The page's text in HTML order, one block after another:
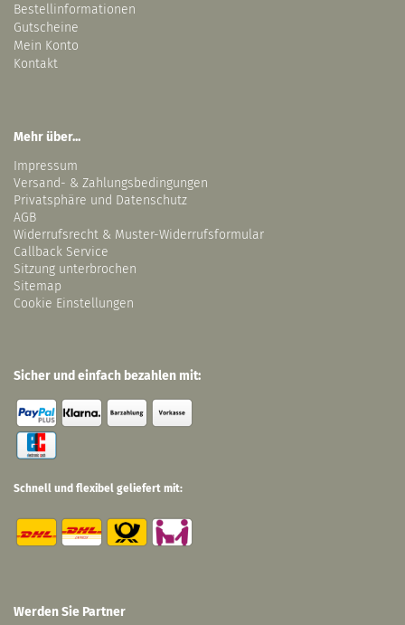
Bestellinformationen
Gutscheine
Mein Konto
Kontakt
Mehr über...
Impressum
Versand- & Zahlungsbedingungen
Privatsphäre und Datenschutz
AGB
Widerrufsrecht & Muster-Widerrufsformular
Callback Service
Sitzung unterbrochen
Sitemap
Cookie Einstellungen
Sicher und einfach bezahlen mit:
Schnell und flexibel geliefert mit:
Werden Sie Partner